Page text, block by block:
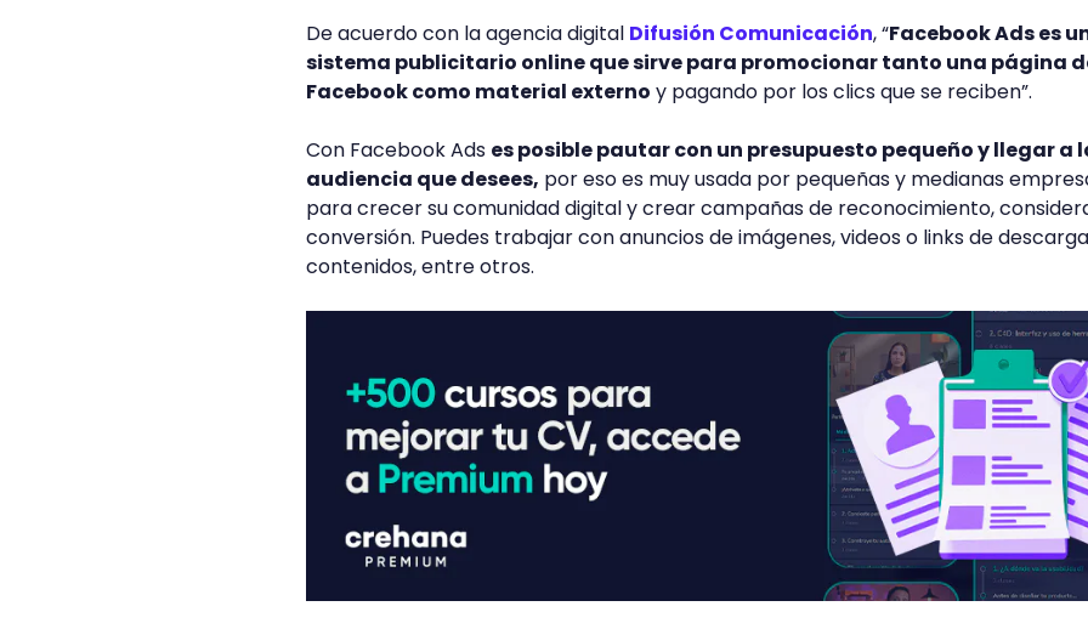
De acuerdo con la agencia digital Difusión Comunicación, “Facebook Ads es
sistema publicitario online que sirve para promocionar tanto una página
Facebook como material externo y pagando por los clics que se reciben”.
Con Facebook Ads es posible pautar con un presupuesto pequeño y llegar a
audiencia que desees, por eso es muy usada por pequeñas y medianas
para crecer su comunidad digital y crear campañas de reconocimiento,
conversión. Puedes trabajar con anuncios de imágenes, videos o links de
contenidos, entre otros.